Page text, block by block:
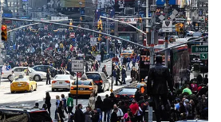
hình Việt Nam
VTV
in và báo điện tử số 483/GP-BTTTT